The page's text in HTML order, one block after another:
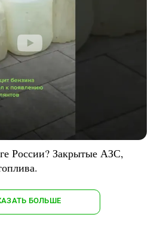
России? Закрытые АЗС,
БОЛЬШЕ